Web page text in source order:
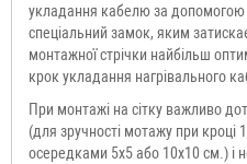
укладання кабелю за допомогою
спеціальний замок, яким
монтажної стрічки найбільш
крок укладання нагрівального
При монтажі на сітку важливо
(для зручності мотажу при кроці
осередками 5x5 або 10x10 см.) і